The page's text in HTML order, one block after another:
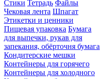
Стики Тетрадь Файлы
Чековая лента Шпагат
Этикетки и ценники
Пищевая упаковка Бумага
для выпечки, рукав для
запекания, обёрточня бумага
Кондитерские мешки
Контейнеры для горячего
Контейнеры для холодного